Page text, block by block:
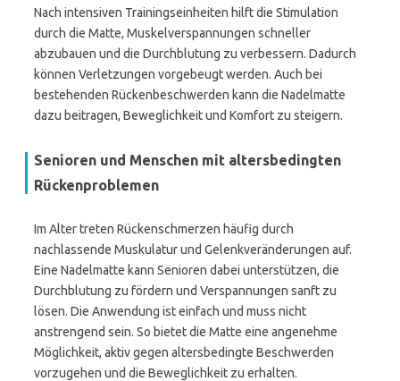
Nach intensiven Trainingseinheiten hilft die Stimulation
durch die Matte, Muskelverspannungen schneller
abzubauen und die Durchblutung zu verbessern. Dadurch
können Verletzungen vorgebeugt werden. Auch bei
bestehenden Rückenbeschwerden kann die Nadelmatte
dazu beitragen, Beweglichkeit und Komfort zu steigern.
Senioren und Menschen mit altersbedingten
Rückenproblemen
Im Alter treten Rückenschmerzen häufig durch
nachlassende Muskulatur und Gelenkveränderungen auf.
Eine Nadelmatte kann Senioren dabei unterstützen, die
Durchblutung zu fördern und Verspannungen sanft zu
lösen. Die Anwendung ist einfach und muss nicht
anstrengend sein. So bietet die Matte eine angenehme
Möglichkeit, aktiv gegen altersbedingte Beschwerden
vorzugehen und die Beweglichkeit zu erhalten.